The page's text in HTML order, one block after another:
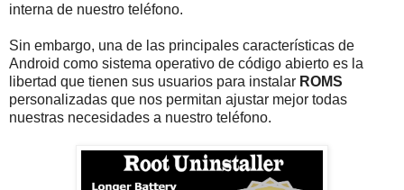
interna de nuestro teléfono.
Sin embargo, una de las principales características de
Android como sistema operativo de código abierto es la
libertad que tienen sus usuarios para instalar ROMS
personalizadas que nos permitan ajustar mejor todas
nuestras necesidades a nuestro teléfono.